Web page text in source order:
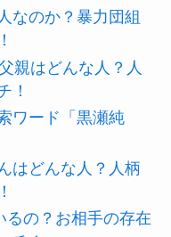
なのか？暴力団組
親はどんな人？人
！
ワード「黒瀬純
はどんな人？人柄
るの？お相手の存在